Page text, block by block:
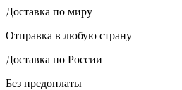
Доставка по миру
Отправка в любую страну
Доставка по России
Без предоплаты